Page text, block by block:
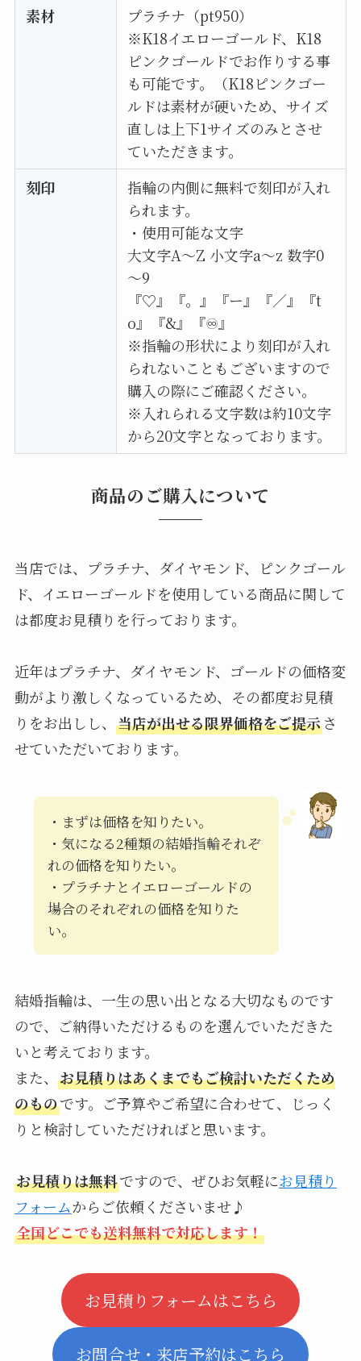
素材
プラチナ（pt950）
※K18イエローゴールド、K18
ピンクゴールドでお作りする事
も可能です。（K18ピンクゴー
ルドは素材が硬いため、サイズ
直しは上下1サイズのみとさせ
ていただきます。
刻印
指輪の内側に無料で刻印が入れ
られます。
・使用可能な文字
大文字A〜Z 小文字a〜z 数字0
～9
『♡』『。』『ー』『／』『t
o』『&』『♾』
※指輪の形状により刻印が入れ
られないこともございますので
購入の際にご確認ください。
※入れられる文字数は約10文字
から20文字となっております。
商品のご購入について
当店では、プラチナ、ダイヤモンド、ピンクゴール
ド、イエローゴールドを使用している商品に関して
は都度お見積りを行っております。
近年はプラチナ、ダイヤモンド、ゴールドの価格変
動がより激しくなっているため、その都度お見積
りをお出しし、 当店が出せる限界価格をご提示さ
せていただいております。
・まずは価格を知りたい。
・気になる2種類の結婚指輪それぞ
れの価格を知りたい。
・プラチナとイエローゴールドの
場合のそれぞれの価格を知りた
い。
結婚指輪は、一生の思い出となる大切なものです
ので、ご納得いただけるものを選んでいただきた
いと考えております。
また、 お見積りはあくまでもご検討いただくため
のものです。ご予算やご希望に合わせて、じっく
りと検討していただければと思います。
お見積りは無料ですので、ぜひお気軽にお見積り
フォームからご依頼くださいませ♪
全国どこでも送料無料で対応します！
お見積りフォームはこちら
お問合せ・来店予約はこちら